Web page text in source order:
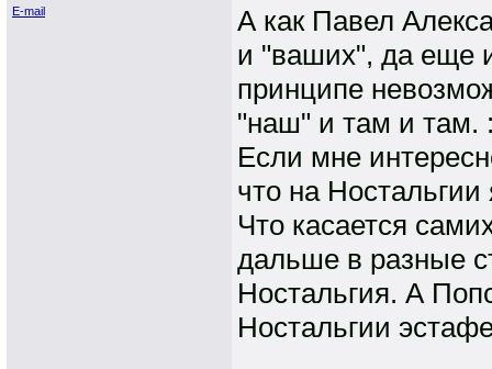
E-mail
А как Павел
и "ваших", да еще
принципе
"наш" и там и там.
Если мне
что на
Что касается
дальше в разные
Ностальгия. А
Ностальгии